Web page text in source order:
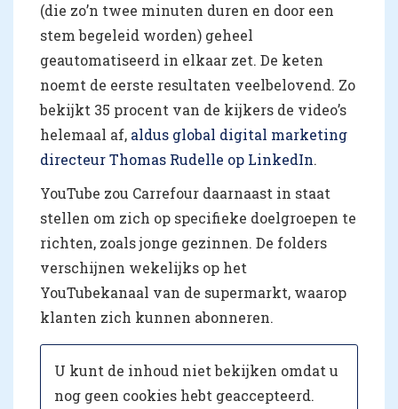
(die zo’n twee minuten duren en door een
stem begeleid worden) geheel
geautomatiseerd in elkaar zet. De keten
noemt de eerste resultaten veelbelovend. Zo
bekijkt 35 procent van de kijkers de video’s
helemaal af, aldus global digital marketing
directeur Thomas Rudelle op LinkedIn.
YouTube zou Carrefour daarnaast in staat
stellen om zich op specifieke doelgroepen te
richten, zoals jonge gezinnen. De folders
verschijnen wekelijks op het
YouTubekanaal van de supermarkt, waarop
klanten zich kunnen abonneren.
U kunt de inhoud niet bekijken omdat u
nog geen cookies hebt geaccepteerd.